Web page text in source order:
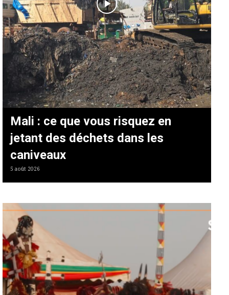
Mali : ce que vous risquez en
jetant des déchets dans les
caniveaux
5 août 2026